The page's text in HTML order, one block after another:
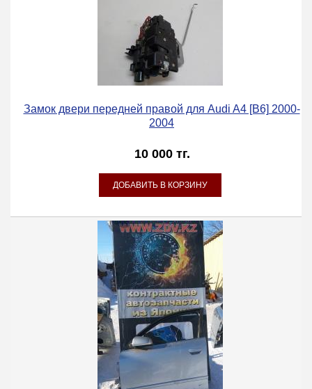
Замок двери передней правой для Audi A4 [B6] 2000-
2004
10 000 тг.